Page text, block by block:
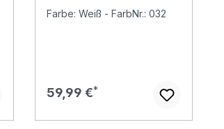
white
Farbe: Weiß - FarbNr.: 032
Regulärer Preis:
59,99 €